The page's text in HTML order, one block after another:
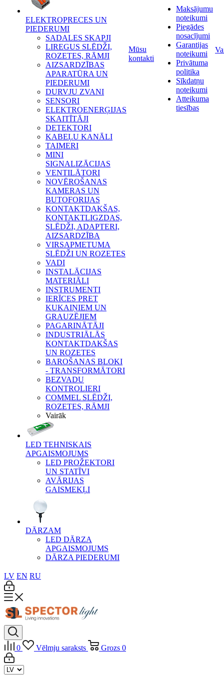
ELEKTROPRECES UN
PIEDERUMI
SADALES SKAPJI
LIREGUS SLĒDŽI,
ROZETES, RĀMJI
AIZSARDZĪBAS
APARATŪRA UN
PIEDERUMI
DURVJU ZVANI
SENSORI
ELEKTROENERĢIJAS
SKAITĪTĀJI
DETEKTORI
KABEĻU KANĀLI
TAIMERI
MINI
SIGNALIZĀCIJAS
VENTILĀTORI
NOVĒROŠANAS
KAMERAS UN
BUTOFORIJAS
KONTAKTDAKŠAS,
KONTAKTLIGZDAS,
SLĒDŽI, ADAPTERI,
AIZSARDZĪBA
VIRSAPMETUMA
SLĒDŽI UN ROZETES
VADI
INSTALĀCIJAS
MATERIĀLI
INSTRUMENTI
IERĪCES PRET
KUKAIŅIEM UN
GRAUZĒJIEM
PAGARINĀTĀJI
INDUSTRIĀLĀS
KONTAKTDAKŠAS
UN ROZETES
BAROŠANAS BLOKI
- TRANSFORMĀTORI
BEZVADU
KONTROLIERI
COMMEL SLĒDŽI,
ROZETES, RĀMJI
Vairāk
LED TEHNISKAIS
APGAISMOJUMS
LED PROŽEKTORI
UN STATĪVI
AVĀRIJAS
GAISMEKĻI
DĀRZAM
LED DĀRZA
APGAISMOJUMS
DĀRZA PIEDERUMI
Mūsu
kontakti
Maksājumu
noteikumi
Piegādes
nosacījumi
Garantijas
noteikumi
Privātuma
politika
Sīkdatņu
noteikumi
Atteikuma
tiesības
LV EN RU
0 Vēlmju saraksts Grozs 0